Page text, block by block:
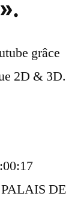
grâce
2D & 3D.
DE